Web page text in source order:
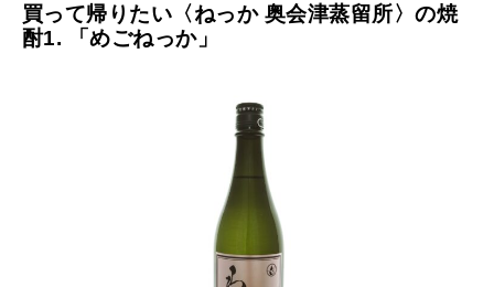
買って帰りたい〈ねっか 奥会津蒸留所〉の焼
酎1. 「めごねっか」